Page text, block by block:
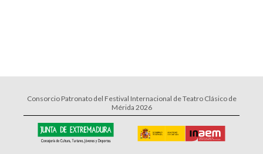
Consorcio Patronato del Festival Internacional de Teatro Clásico de
Mérida 2026